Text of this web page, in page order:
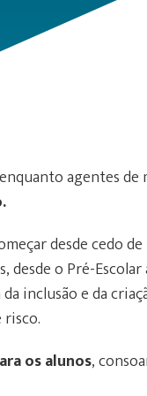
enquanto agentes de
desde cedo
desde o Pré-
inclusão e da
os alunos,